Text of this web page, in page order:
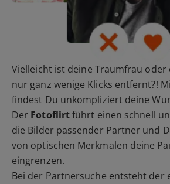
Vielleicht ist deine Traumfrau oder
nur ganz wenige Klicks entfernt?!
findest Du unkompliziert deine
Der Fotoflirtführt einen schnell
die Bilder passender Partner und
von optischen Merkmalen deine
eingrenzen.
Bei der Partnersuche entsteht der